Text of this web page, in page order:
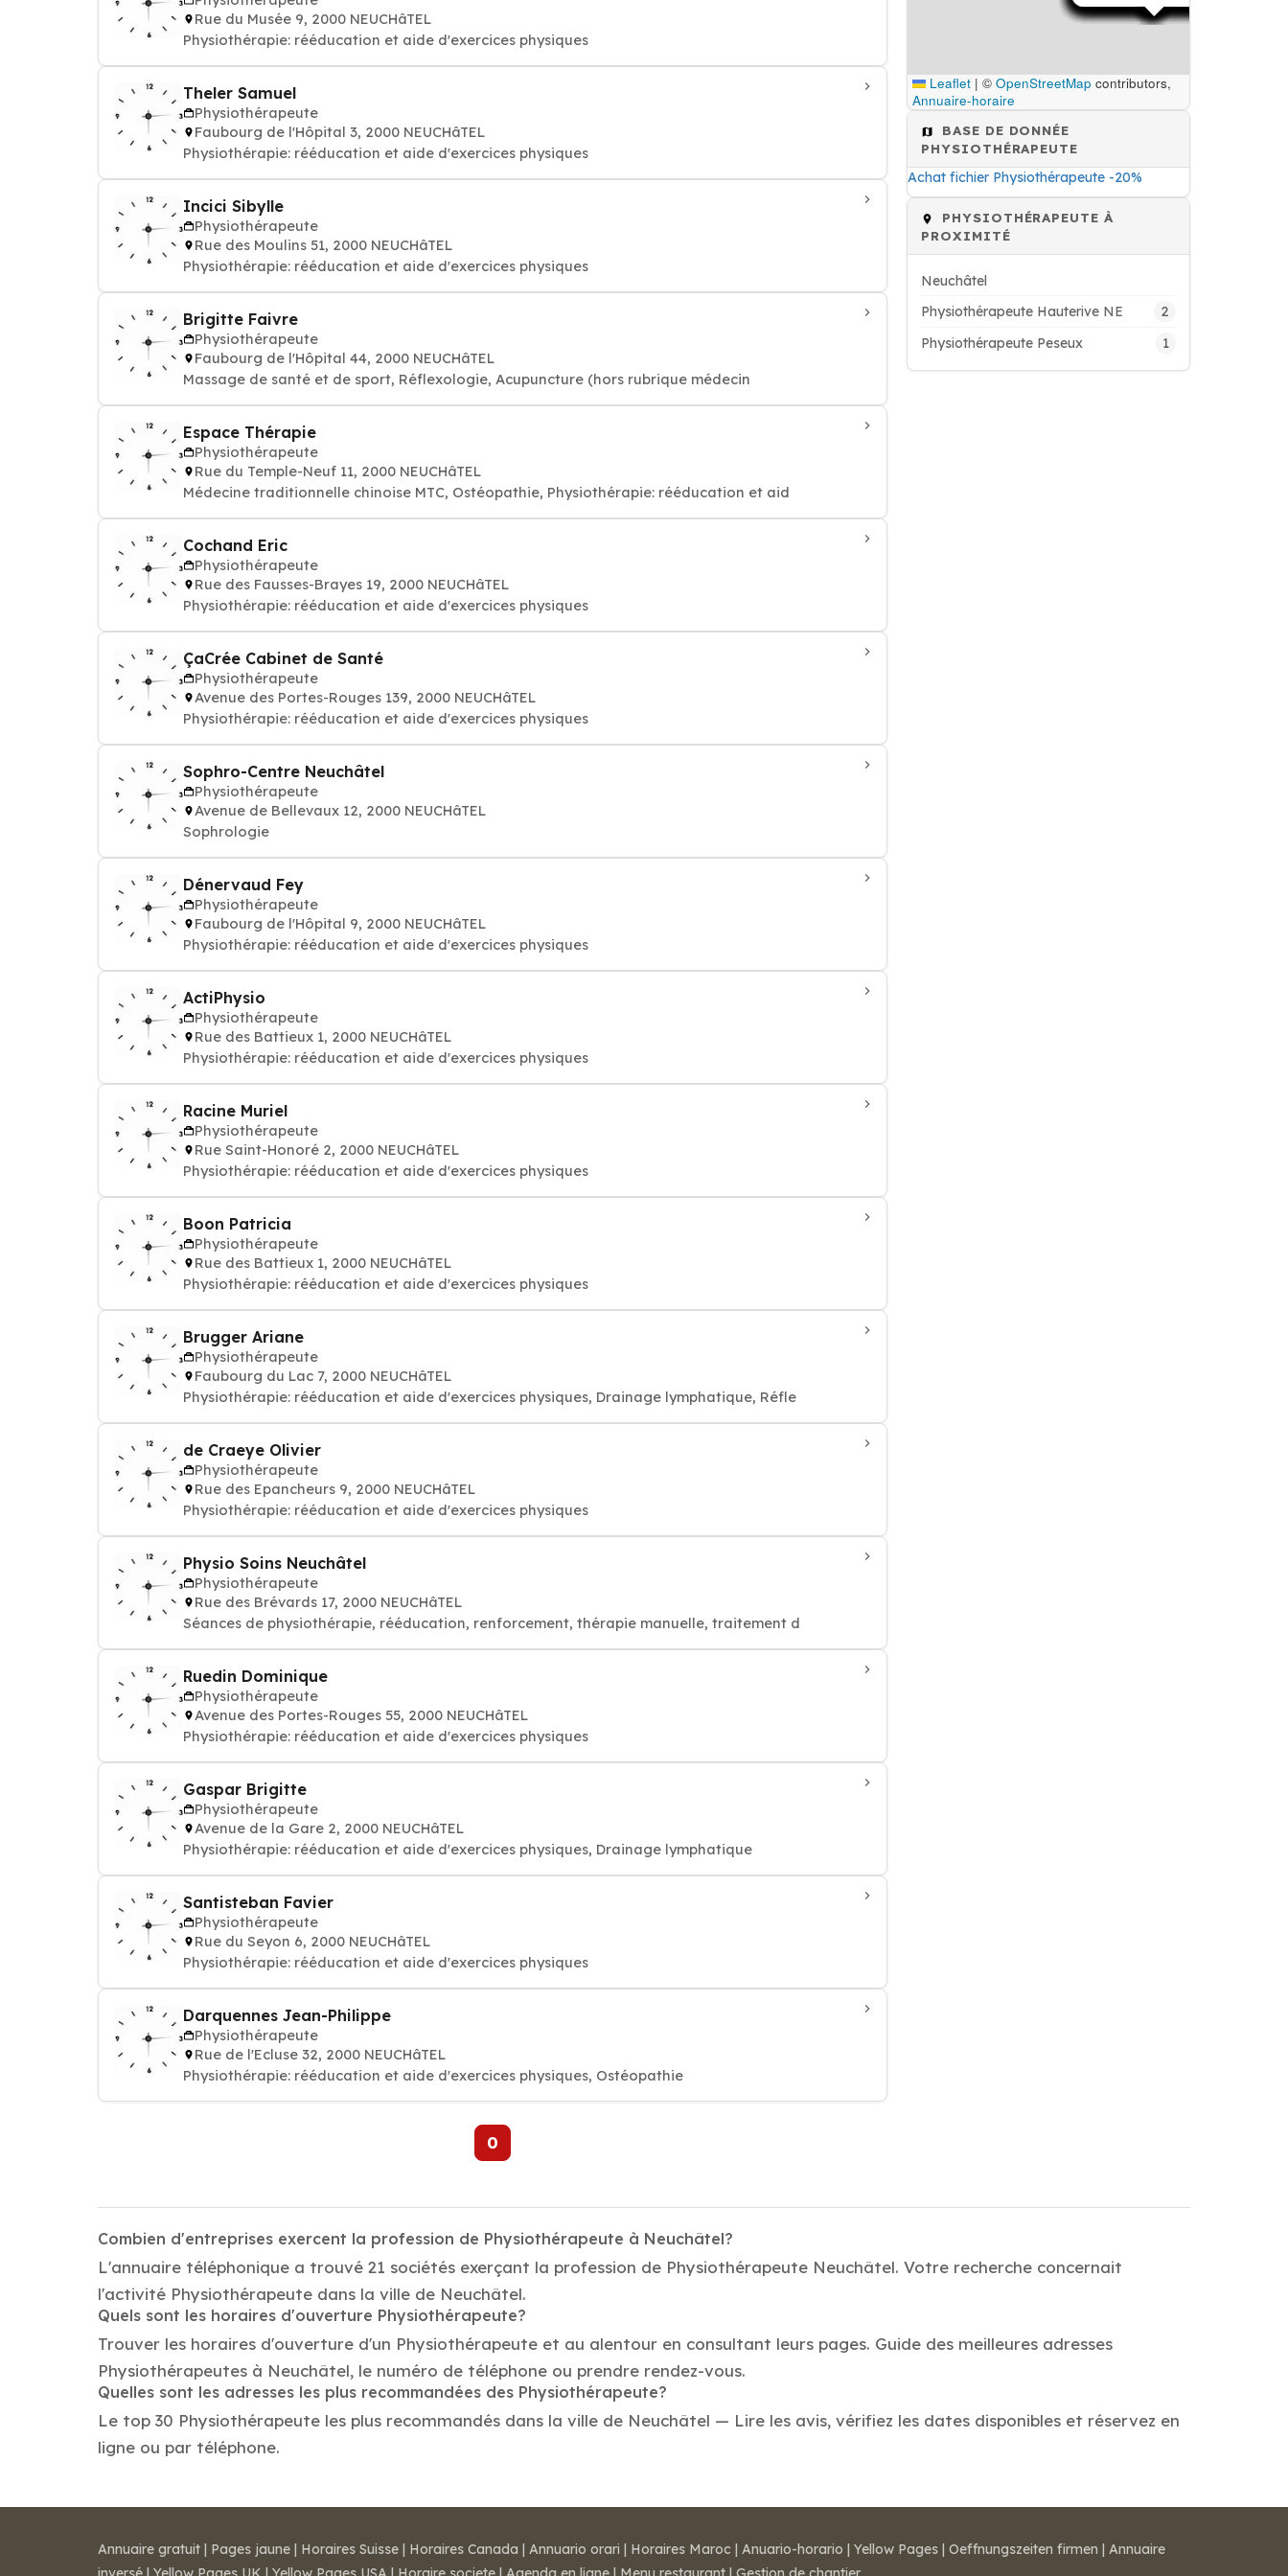
Rue du Musée 9, 2000 NEUCHâTEL
Physiothérapie: rééducation et aide d'exercices physiques
Theler Samuel
Physiothérapeute
Faubourg de l'Hôpital 3, 2000 NEUCHâTEL
Physiothérapie: rééducation et aide d'exercices physiques
Incici Sibylle
Physiothérapeute
Rue des Moulins 51, 2000 NEUCHâTEL
Physiothérapie: rééducation et aide d'exercices physiques
Brigitte Faivre
Physiothérapeute
Faubourg de l'Hôpital 44, 2000 NEUCHâTEL
Massage de santé et de sport, Réflexologie, Acupuncture (hors rubrique médecin
Espace Thérapie
Physiothérapeute
Rue du Temple-Neuf 11, 2000 NEUCHâTEL
Médecine traditionnelle chinoise MTC, Ostéopathie, Physiothérapie: rééducation et aid
Cochand Eric
Physiothérapeute
Rue des Fausses-Brayes 19, 2000 NEUCHâTEL
Physiothérapie: rééducation et aide d'exercices physiques
ÇaCrée Cabinet de Santé
Physiothérapeute
Avenue des Portes-Rouges 139, 2000 NEUCHâTEL
Physiothérapie: rééducation et aide d'exercices physiques
Sophro-Centre Neuchâtel
Physiothérapeute
Avenue de Bellevaux 12, 2000 NEUCHâTEL
Sophrologie
Dénervaud Fey
Physiothérapeute
Faubourg de l'Hôpital 9, 2000 NEUCHâTEL
Physiothérapie: rééducation et aide d'exercices physiques
ActiPhysio
Physiothérapeute
Rue des Battieux 1, 2000 NEUCHâTEL
Physiothérapie: rééducation et aide d'exercices physiques
Racine Muriel
Physiothérapeute
Rue Saint-Honoré 2, 2000 NEUCHâTEL
Physiothérapie: rééducation et aide d'exercices physiques
Boon Patricia
Physiothérapeute
Rue des Battieux 1, 2000 NEUCHâTEL
Physiothérapie: rééducation et aide d'exercices physiques
Brugger Ariane
Physiothérapeute
Faubourg du Lac 7, 2000 NEUCHâTEL
Physiothérapie: rééducation et aide d'exercices physiques, Drainage lymphatique, Réfle
de Craeye Olivier
Physiothérapeute
Rue des Epancheurs 9, 2000 NEUCHâTEL
Physiothérapie: rééducation et aide d'exercices physiques
Physio Soins Neuchâtel
Physiothérapeute
Rue des Brévards 17, 2000 NEUCHâTEL
Séances de physiothérapie, rééducation, renforcement, thérapie manuelle, traitement d
Ruedin Dominique
Physiothérapeute
Avenue des Portes-Rouges 55, 2000 NEUCHâTEL
Physiothérapie: rééducation et aide d'exercices physiques
Gaspar Brigitte
Physiothérapeute
Avenue de la Gare 2, 2000 NEUCHâTEL
Physiothérapie: rééducation et aide d'exercices physiques, Drainage lymphatique
Santisteban Favier
Physiothérapeute
Rue du Seyon 6, 2000 NEUCHâTEL
Physiothérapie: rééducation et aide d'exercices physiques
Darquennes Jean-Philippe
Physiothérapeute
Rue de l'Ecluse 32, 2000 NEUCHâTEL
Physiothérapie: rééducation et aide d'exercices physiques, Ostéopathie
0
Leaflet | © OpenStreetMap contributors,
Annuaire-horaire
BASE DE DONNÉE
PHYSIOTHÉRAPEUTE
Achat fichier Physiothérapeute -20%
PHYSIOTHÉRAPEUTE À
PROXIMITÉ
Neuchâtel
Physiothérapeute Hauterive NE
2
Physiothérapeute Peseux 1
Combien d'entreprises exercent la profession de Physiothérapeute à Neuchâtel?
L'annuaire téléphonique a trouvé 21 sociétés exerçant la profession de Physiothérapeute Neuchâtel. Votre recherche concernait
l'activité Physiothérapeute dans la ville de Neuchâtel.
Quels sont les horaires d'ouverture Physiothérapeute?
Trouver les horaires d'ouverture d'un Physiothérapeute et au alentour en consultant leurs pages. Guide des meilleures adresses
Physiothérapeutes à Neuchâtel, le numéro de téléphone ou prendre rendez-vous.
Quelles sont les adresses les plus recommandées des Physiothérapeute?
Le top 30 Physiothérapeute les plus recommandés dans la ville de Neuchâtel — Lire les avis, vérifiez les dates disponibles et réservez en
ligne ou par téléphone.
Annuaire gratuit | Pages jaune | Horaires Suisse | Horaires Canada | Annuario orari | Horaires Maroc | Anuario-horario | Yellow Pages | Oeffnungszeiten firmen | Annuaire